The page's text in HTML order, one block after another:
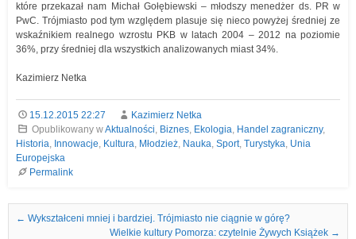
które przekazał nam Michał Gołębiewski – młodszy menedżer ds. PR w
PwC. Trójmiasto pod tym względem plasuje się nieco powyżej średniej ze
wskaźnikiem realnego wzrostu PKB w latach 2004 – 2012 na poziomie
36%, przy średniej dla wszystkich analizowanych miast 34%.
Kazimierz Netka
15.12.2015 22:27
Kazimierz Netka
Opublikowany wAktualności, Biznes, Ekologia, Handel zagraniczny,
Historia, Innowacje, Kultura, Młodzież, Nauka, Sport, Turystyka, Unia
Europejska
Permalink
Nawigacja we wpisach
← Wykształceni mniej i bardziej. Trójmiasto nie ciągnie w górę?
Wielkie kultury Pomorza: czytelnie Żywych Książek →